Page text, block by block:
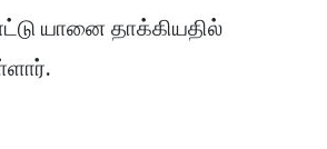
யானை தாக்கியதில்